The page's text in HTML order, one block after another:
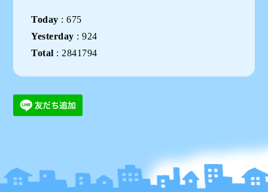
Today :675
Yesterday :924
Total : 2841794